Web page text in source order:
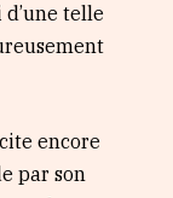
d’une telle
encore
par son